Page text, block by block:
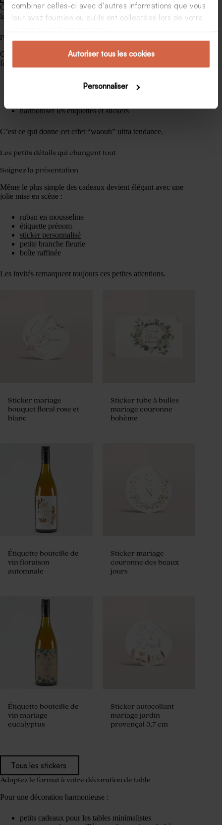
combiner celles-ci avec d'autres informations que vous
leur avez fournies ou qu'ils ont collectées lors de votre
Autoriser tous les cookies
Personnaliser
Chez Tadaaz, de nombreuses collections permettent de garder
la même ambiance du début à la fin du mariage.
Personnalisez chaque détail
Grâce à notre outil de personnalisation, vous pouvez
facilement :
reprendre les mêmes couleurs
harmoniser les étiquettes et stickers
C’est ce qui donne cet effet “waouh” ultra tendance.
Les petits détails qui changent tout
Soignez la présentation
Même le plus simple des cadeaux devient élégant avec une
jolie mise en scène :
ruban en mousseline
étiquette prénom
sticker personnalisé
petite branche fleurie
boîte raffinée
Les invités remarquent toujours ces petites attentions.
Sticker mariage
bouquet floral rose et
blanc
Sticker tube à bulles
mariage couronne
bohème
Étiquette bouteille de
vin floraison
automnale
Sticker mariage
couronne des beaux
jours
Étiquette bouteille de
vin mariage
eucalyptus
Sticker autocollant
mariage jardin
provençal 3,7 cm
Tous les stickers
Adaptez le format à votre décoration de table
Pour une décoration harmonieuse :
petits cadeaux pour les tables minimalistes